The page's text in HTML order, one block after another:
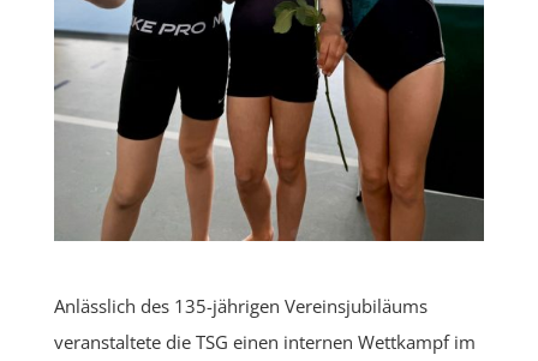
Anlässlich des 135-jährigen Vereinsjubiläums
veranstaltete die TSG einen internen Wettkampf im